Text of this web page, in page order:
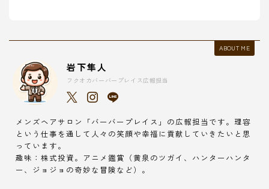
ABOUT ME
岩下隼人
フクオカバーバープレイス広報担当
メンズヘアサロン「バーバープレイス」の広報担当です。理容
という仕事を通して人々の笑顔や幸福に貢献していきたいと思
っています。
趣味：株式投資。アニメ鑑賞（黄泉のツガイ、ハンターハンタ
ー、ジョジョの奇妙な冒険など）。